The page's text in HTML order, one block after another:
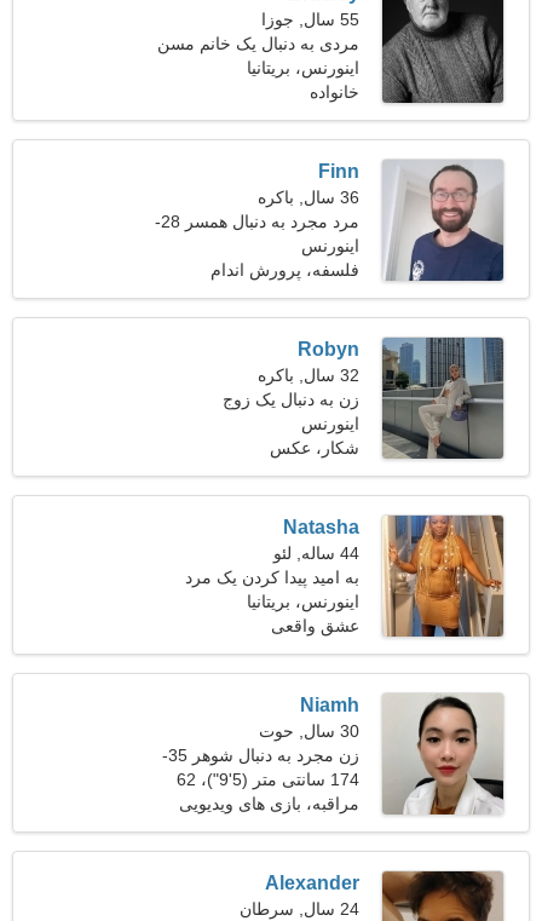
55 سال, جوزا
مردی به دنبال یک خانم مسن
اینورنس، بریتانیا
خانواده
Finn
36 سال, باکره
مرد مجرد به دنبال همسر 28-
34
اینورنس
فلسفه، پرورش اندام
Robyn
32 سال, باکره
زن به دنبال یک زوج
اینورنس
شکار، عکس
Natasha
44 ساله, لئو
به امید پیدا کردن یک مرد
اجتماعی
اینورنس، بریتانیا
عشق واقعی
Niamh
30 سال, حوت
زن مجرد به دنبال شوهر 35-
40
174 سانتی متر (5'9")، 62
کیلوگرم (136 پوند)
مراقبه، بازی های ویدیویی
Alexander
24 سال, سرطان